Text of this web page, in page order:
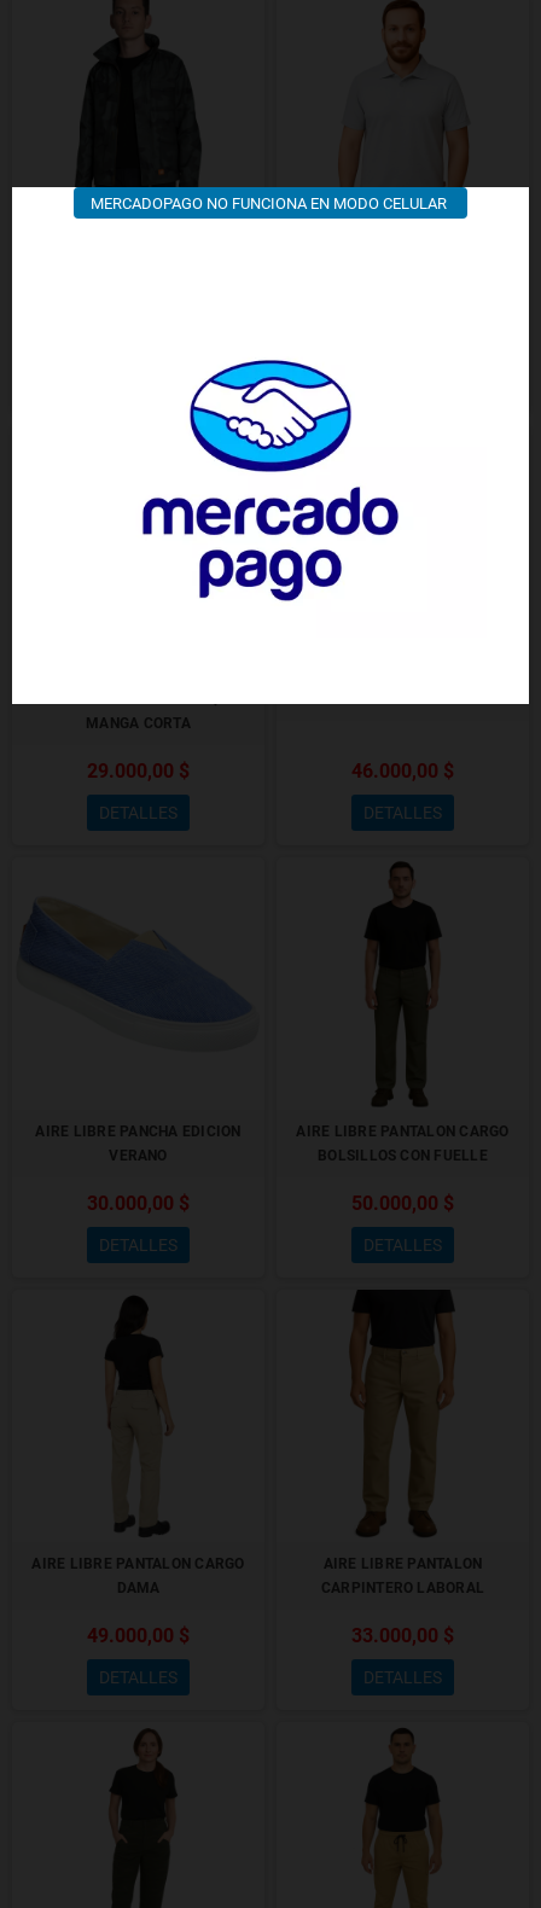
MANGA CORTA
29.000,00 $
DETALLES
46.000,00 $
DETALLES
AIRE LIBRE PANCHA EDICION
VERANO
30.000,00 $
DETALLES
AIRE LIBRE PANTALON CARGO
BOLSILLOS CON FUELLE
50.000,00 $
DETALLES
AIRE LIBRE PANTALON CARGO
DAMA
49.000,00 $
DETALLES
AIRE LIBRE PANTALON
CARPINTERO LABORAL
33.000,00 $
DETALLES
MERCADOPAGO NO FUNCIONA EN MODO CELULAR